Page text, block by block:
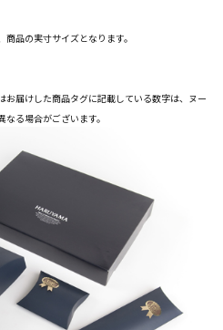
品の実寸サイズとなります。
お届けした商品タグに記載している数字は、ヌー
る場合がございます。